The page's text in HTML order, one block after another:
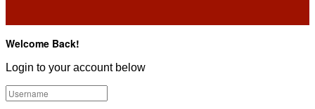
Welcome Back!
Login to your account below